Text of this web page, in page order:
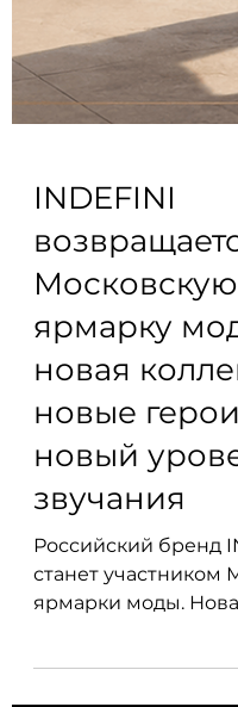
INDEFINI
Московскую
ярмарку
новая
новые
звучания